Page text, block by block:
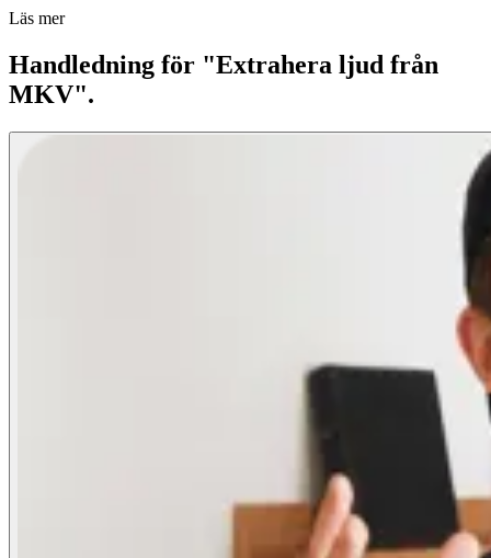
Läs mer
Handledning för "Extrahera ljud från
MKV".